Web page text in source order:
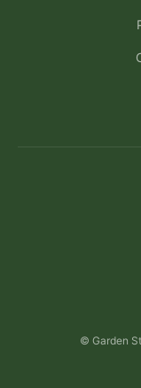
© Garden